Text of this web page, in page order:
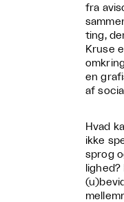
fra
ting,
Kruse
en
af
Hvad
ikke
sprog